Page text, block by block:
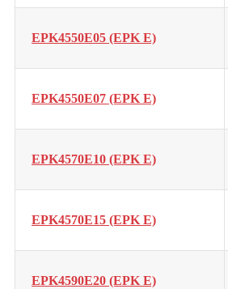
EPK4550E05 (EPK E)
EPK4550E07 (EPK E)
EPK4570E10 (EPK E)
EPK4570E15 (EPK E)
EPK4590E20 (EPK E)